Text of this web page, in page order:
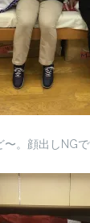
〜。顔出しNG